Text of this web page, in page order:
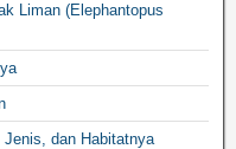
Liman (Elephantopus
dan Habitatnya